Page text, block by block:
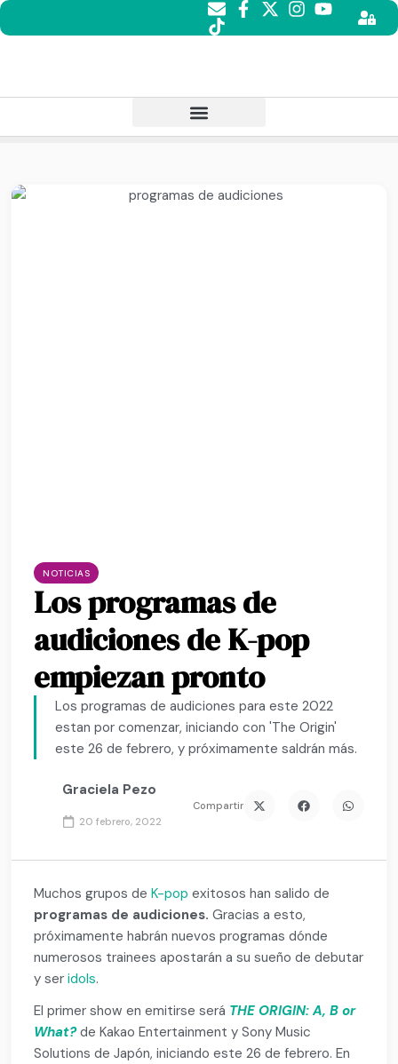
NOTICIAS
Los programas de
audiciones de K-pop
empiezan pronto
Los programas de audiciones para este 2022
estan por comenzar, iniciando con 'The Origin'
este 26 de febrero, y próximamente saldrán más.
Graciela Pezo
20 febrero, 2022
Compartir
Muchos grupos deK-pop exitosos han salido de
programas de audiciones. Gracias a esto,
próximamente habrán nuevos programas dónde
numerosos trainees apostarán a su sueño de debutar
y seridols.
El primer show en emitirse será THE ORIGIN: A, B or
What? de Kakao Entertainment y Sony Music
Solutions de Japón, iniciando este 26 de febrero. En